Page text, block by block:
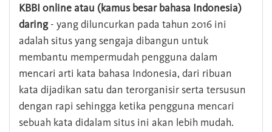
KBBI online atau (kamus besar bahasa Indonesia)
daring- yang diluncurkan pada tahun 2016 ini
adalah situs yang sengaja dibangun untuk
membantu mempermudah pengguna dalam
mencari arti kata bahasa Indonesia, dari ribuan
kata dijadikan satu dan terorganisir serta tersusun
dengan rapi sehingga ketika pengguna mencari
sebuah kata didalam situs ini akan lebih mudah.